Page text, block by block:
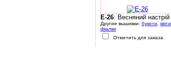
E-26: Весняний настрій
Другие вышивки: букети квіти
фіалки
Отметить для заказа